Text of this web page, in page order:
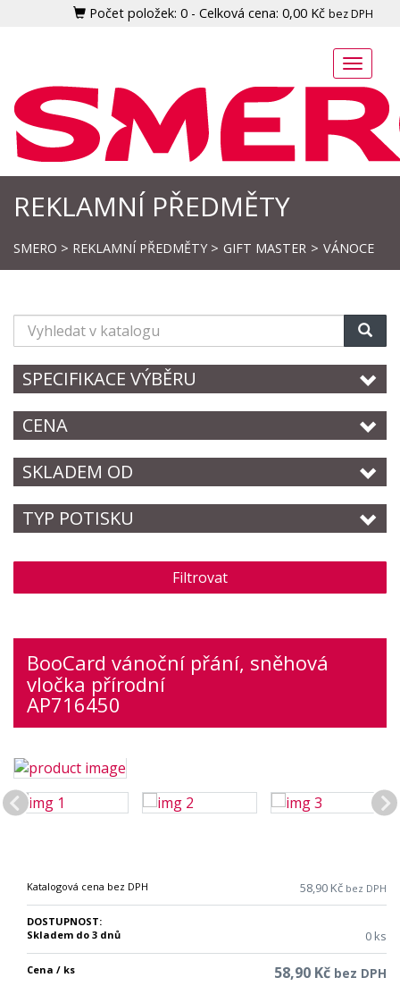
Počet položek: 0 - Celková cena: 0,00 Kč bez DPH
Toggle
REKLAMNÍ PŘEDMĚTY
SMERO > REKLAMNÍ PŘEDMĚTY> GIFT MASTER > VÁNOCE
Vyhledat
v
katalogu
SPECIFIKACE VÝBĚRU
CENA
SKLADEM OD
TYP POTISKU
Filtrovat
BooCard vánoční přání, sněhová
vločka přírodní
AP716450
Katalogová cena bez DPH 58,90 Kč bez DPH
DOSTUPNOST:
Skladem do 3 dnů
0 ks
Cena / ks 58,90 Kč bez DPH